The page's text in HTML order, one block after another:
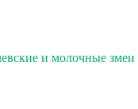
и молочные змеи